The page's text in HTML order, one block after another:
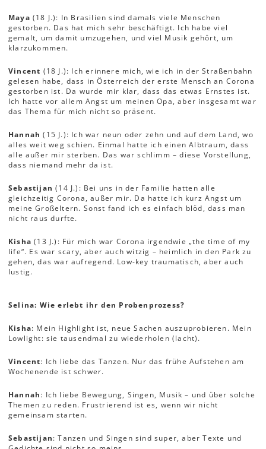
Maya (18 J.): In Brasilien sind damals viele Menschen
gestorben. Das hat mich sehr beschäftigt. Ich habe viel
gemalt, um damit umzugehen, und viel Musik gehört, um
klarzukommen.
Vincent (18 J.): Ich erinnere mich, wie ich in der Straßenbahn
gelesen habe, dass in Österreich der erste Mensch an Corona
gestorben ist. Da wurde mir klar, dass das etwas Ernstes ist.
Ich hatte vor allem Angst um meinen Opa, aber insgesamt war
das Thema für mich nicht so präsent.
Hannah(15 J.): Ich war neun oder zehn und auf dem Land, wo
alles weit weg schien. Einmal hatte ich einen Albtraum, dass
alle außer mir sterben. Das war schlimm – diese Vorstellung,
dass niemand mehr da ist.
Sebastijan(14 J.): Bei uns in der Familie hatten alle
gleichzeitig Corona, außer mir. Da hatte ich kurz Angst um
meine Großeltern. Sonst fand ich es einfach blöd, dass man
nicht raus durfte.
Kisha(13 J.): Für mich war Corona irgendwie „the time of my
life“. Es war scary, aber auch witzig – heimlich in den Park zu
gehen, das war aufregend. Low-key traumatisch, aber auch
lustig.
Selina: Wie erlebt ihr den Probenprozess?
Kisha: Mein Highlight ist, neue Sachen auszuprobieren. Mein
Lowlight: sie tausendmal zu wiederholen (lacht).
Vincent: Ich liebe das Tanzen. Nur das frühe Aufstehen am
Wochenende ist schwer.
Hannah: Ich liebe Bewegung, Singen, Musik – und über solche
Themen zu reden. Frustrierend ist es, wenn wir nicht
gemeinsam starten.
Sebastijan: Tanzen und Singen sind super, aber Texte und